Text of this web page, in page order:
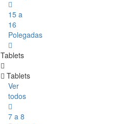
15 a
16
Polegadas
Tablets
Tablets
Ver
todos
7 a 8